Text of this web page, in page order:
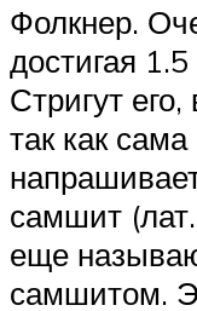
Фолкнер.
достигая
Стригут
так как
самшит
еще
самшитом.